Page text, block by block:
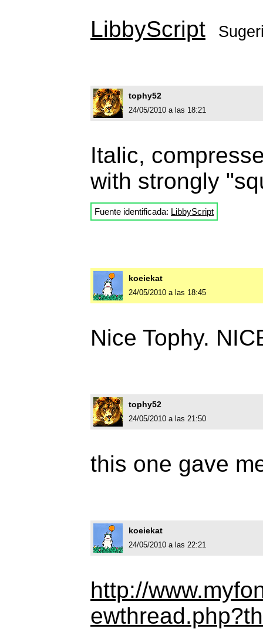
LibbyScript
tophy52
24/05/2010 a las 18:21
Italic,
with strongly
Fuente identificada: LibbyScript
koeiekat
24/05/2010 a las 18:45
Nice Tophy.
tophy52
24/05/2010 a las 21:50
this one gave
koeiekat
24/05/2010 a las 22:21
http://